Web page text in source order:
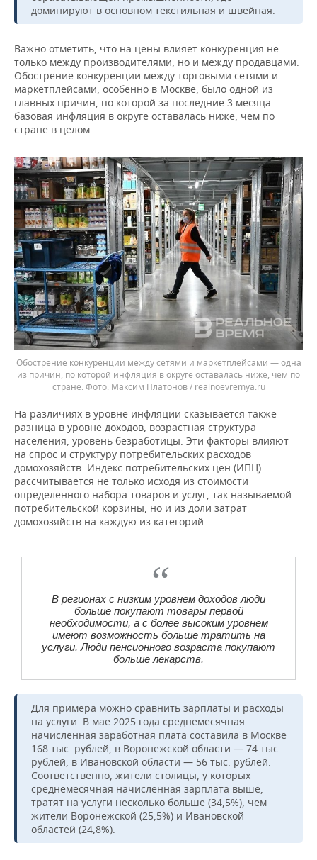
доминируют в основном текстильная и швейная.
Важно отметить, что на цены влияет конкуренция не
только между производителями, но и между продавцами.
Обострение конкуренции между торговыми сетями и
маркетплейсами, особенно в Москве, было одной из
главных причин, по которой за последние 3 месяца
базовая инфляция в округе оставалась ниже, чем по
стране в целом.
Обострение конкуренции между сетями и маркетплейсами — одна
из причин, по которой инфляция в округе оставалась ниже, чем по
стране.
Максим Платонов / realnoevremya.ru
На различиях в уровне инфляции сказывается также
разница в уровне доходов, возрастная структура
населения, уровень безработицы. Эти факторы влияют
на спрос и структуру потребительских расходов
домохозяйств. Индекс потребительских цен (ИПЦ)
рассчитывается не только исходя из стоимости
определенного набора товаров и услуг, так называемой
потребительской корзины, но и из доли затрат
домохозяйств на каждую из категорий.
В регионах с низким уровнем доходов люди
больше покупают товары первой
необходимости, а с более высоким уровнем
имеют возможность больше тратить на
услуги. Люди пенсионного возраста покупают
больше лекарств.
Для примера можно сравнить зарплаты и расходы
на услуги. В мае 2025 года среднемесячная
начисленная заработная плата составила в Москве
168 тыс. рублей, в Воронежской области — 74 тыс.
рублей, в Ивановской области — 56 тыс. рублей.
Соответственно, жители столицы, у которых
среднемесячная начисленная зарплата выше,
тратят на услуги несколько больше (34,5%), чем
жители Воронежской (25,5%) и Ивановской
областей (24,8%).